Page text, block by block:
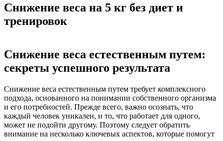
Снижение веса на 5 кг без диет и
тренировок
Снижение веса естественным путем:
секреты успешного результата
Снижение веса естественным путем требует комплексного
подхода, основанного на понимании собственного организма
и его потребностей. Прежде всего, важно осознать, что
каждый человек уникален, и то, что работает для одного,
может не подойти другому. Поэтому следует обратить
внимание на несколько ключевых аспектов, которые помогут